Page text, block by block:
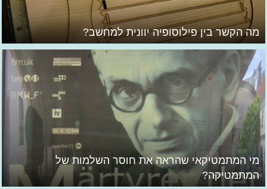
מה הקשר בין פילוסופיה יוונית למחשב?
מי המתמטיקאי שהראה את חוסר השלמות של
המתמטיקה?